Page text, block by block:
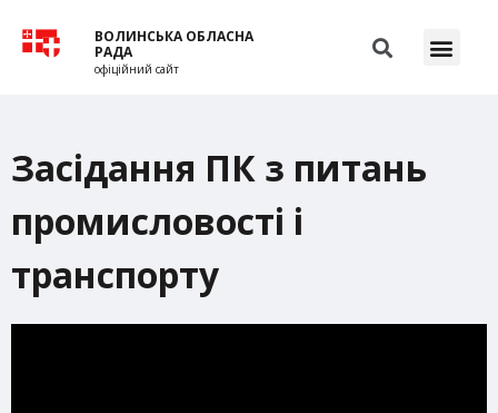
ВОЛИНСЬКА ОБЛАСНА
РАДА
офіційний сайт
Засідання ПК з питань
промисловості і
транспорту